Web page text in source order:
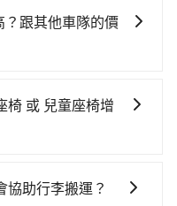
驗較差的車款，如果人
座或九人座可供選
一樣。另外，偶爾也
位用戶卻遲遲尚未歸
際使用時還是有其區
，該縣市僅有約351輛
上花蓮縣有些計程車
攔不到車以及計程車
數在五人以上，分坐
均要求5年內新車，司
肺炎期間也絕對全程
的比例。這不僅體現
年假、端午、中秋、
會更佳。但tripool網
需額外加價不同，旅
輕鬆掌握交通開支。
跟其他車隊的價
，有以短程與城市為
Taxi、Uber，機場接送
從哪邊去哪裡（當然
椅 或 兒童座椅增
您可以在預定服務時
協助行李搬運？